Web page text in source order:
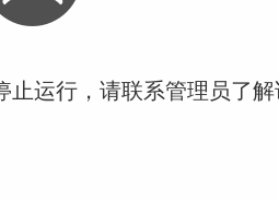
止运行，请联系管理员了